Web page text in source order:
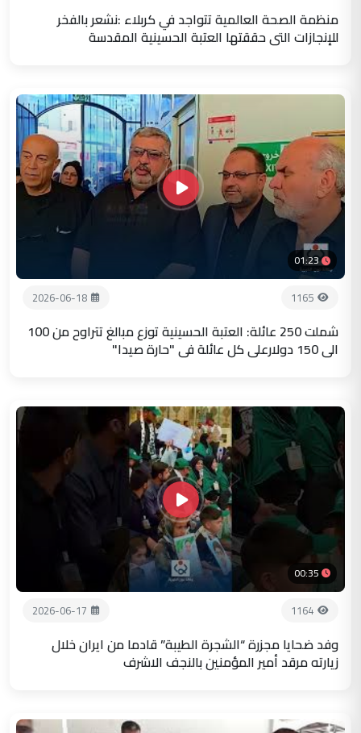
منظمة الصحة العالمية تتواجد في كربلاء :نشعر بالفخر
للإنجازات التي حققتها العتبة الحسينية المقدسة
01:23
1165
2026-06-18
شملت 250 عائلة: العتبة الحسينية توزع مبالغ تتراوح من 100
الى 150 دولارعلى كل عائلة في "حارة صيدا"
00:35
1164
2026-06-17
وفد ضحايا مجزرة “الشجرة الطيبة” قادما من ايران خلال
زيارته مرقد أمير المؤمنين بالنجف الاشرف